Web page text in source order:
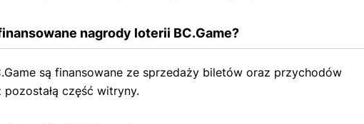
nagrody loterii BC.Game?
są finansowane ze sprzedaży biletów oraz przychodów
część witryny.